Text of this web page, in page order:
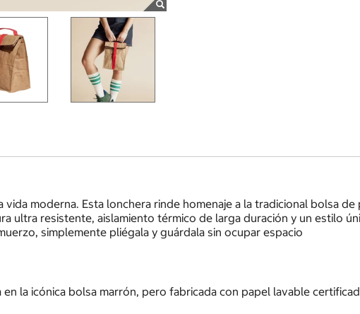
moderna. Esta lonchera rinde homenaje a la tradicional bolsa
ultra resistente, aislamiento térmico de larga duración y un estilo
simplemente pliégala y guárdala sin ocupar espacio
en la icónica bolsa marrón, pero fabricada con papel lavable